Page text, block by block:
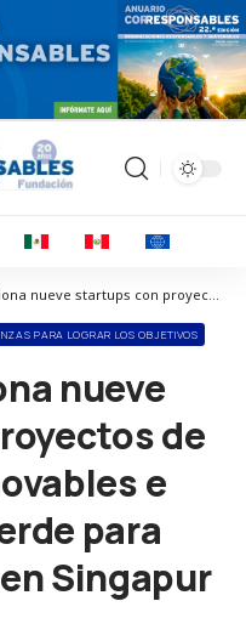
Corresponsables > Noticias > EDP selecciona nueve startups con proyectos de energías renovables e hidrógeno verde para Energy Starter en Singapur
PARA LOGRAR LOS OBJETIVOS
nueve
de
e
para
Singapur